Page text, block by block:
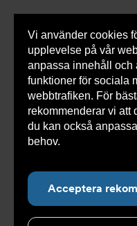
Vi använder cookies
upplevelse på vår
anpassa innehåll och
funktioner för sociala
webbtrafiken. För
rekommenderar vi att
du kan också
behov.
Acceptera
Du
här:
Armatec > Produkter
> Slang SX AT 5745-
400mm AT 5745-W32111104